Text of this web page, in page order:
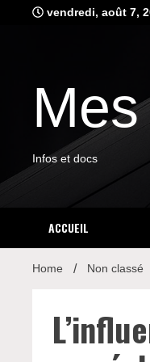
vendredi, août 7,
Infos et docs
ACCUEIL
Home Non classé